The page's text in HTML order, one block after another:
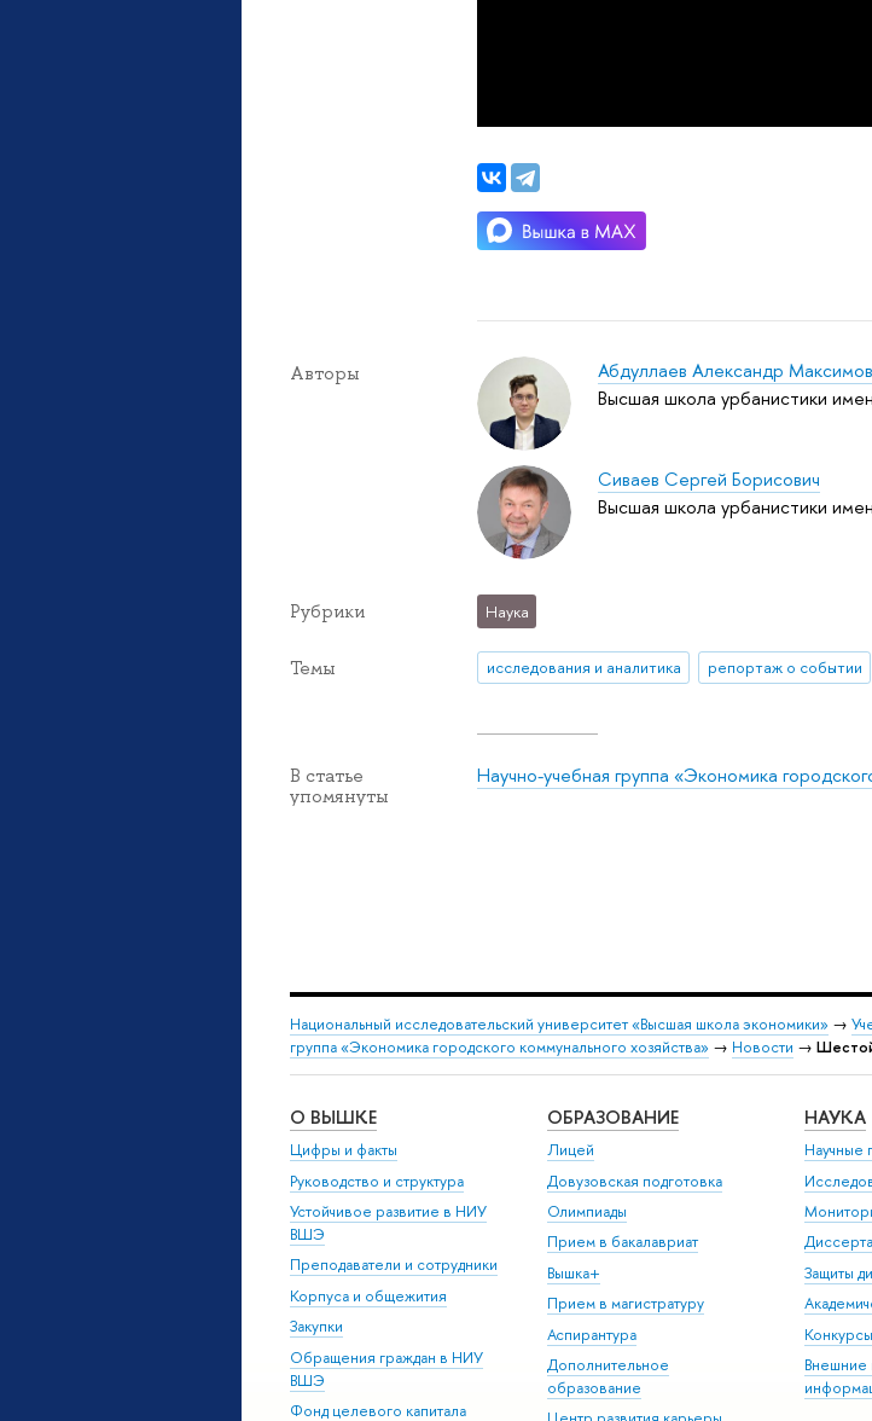
Авторы
Абдуллаев Александр
Высшая школа урбанистики
Сиваев Сергей Борисович
Высшая школа урбанистики
Рубрики Наука
Темы исследования и аналитика репортаж о событии
В статье
упомянуты
Научно-учебная группа «Экономика
Национальный исследовательский университет «Высшая школа экономики» →
группа «Экономика городского коммунального хозяйства» → Новости →
О ВЫШКЕ
Цифры и факты
Руководство и структура
Устойчивое развитие в НИУ
ВШЭ
Преподаватели и сотрудники
Корпуса и общежития
Закупки
Обращения граждан в НИУ
ВШЭ
Фонд целевого капитала
ОБРАЗОВАНИЕ
Лицей
Довузовская подготовка
Олимпиады
Прием в бакалавриат
Вышка+
Прием в магистратуру
Аспирантура
Дополнительное
образование
НАУКА
Научные
Защиты
Внешние